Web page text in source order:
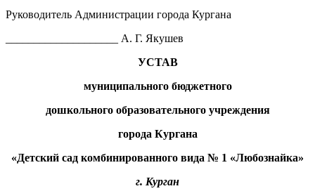
Руководитель Администрации города Кургана
____________________ А. Г. Якушев
УСТАВ
муниципального бюджетного
дошкольного образовательного учреждения
города Кургана
«Детский сад комбинированного вида № 1 «Любознайка»
г. Курган